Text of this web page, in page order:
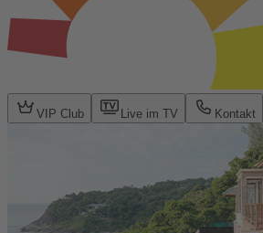
VIP Club Live im TV Kontakt